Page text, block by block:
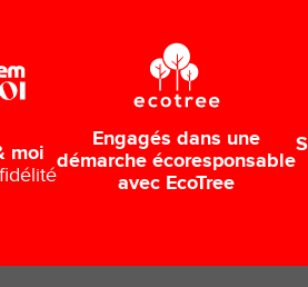
moi
Engagés dans une
démarche écoresponsable
avec EcoTree